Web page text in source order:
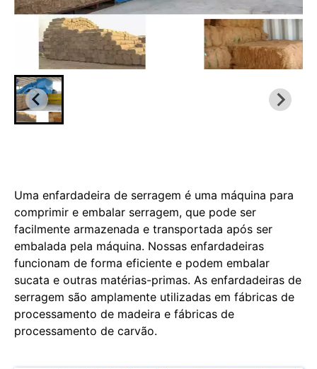
Uma enfardadeira de serragem é uma máquina para
comprimir e embalar serragem, que pode ser
facilmente armazenada e transportada após ser
embalada pela máquina. Nossas enfardadeiras
funcionam de forma eficiente e podem embalar
sucata e outras matérias-primas. As enfardadeiras de
serragem são amplamente utilizadas em fábricas de
processamento de madeira e fábricas de
processamento de carvão.